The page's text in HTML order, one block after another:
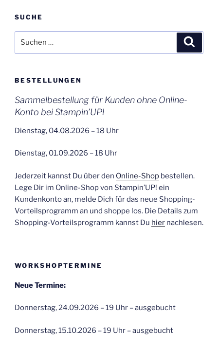
SUCHE
nach:
BESTELLUNGEN
Sammelbestellung für Kunden ohne Online-
Konto bei Stampin’UP!
Dienstag, 04.08.2026 – 18 Uhr
Dienstag, 01.09.2026 – 18 Uhr
Jederzeit kannst Du über den Online-Shop bestellen.
Lege Dir im Online-Shop von Stampin’UP! ein
Kundenkonto an, melde Dich für das neue Shopping-
Vorteilsprogramm an und shoppe los. Die Details zum
Shopping-Vorteilsprogramm kannst Du hier nachlesen.
WORKSHOPTERMINE
Neue Termine:
Donnerstag, 24.09.2026 – 19 Uhr – ausgebucht
Donnerstag, 15.10.2026 – 19 Uhr – ausgebucht